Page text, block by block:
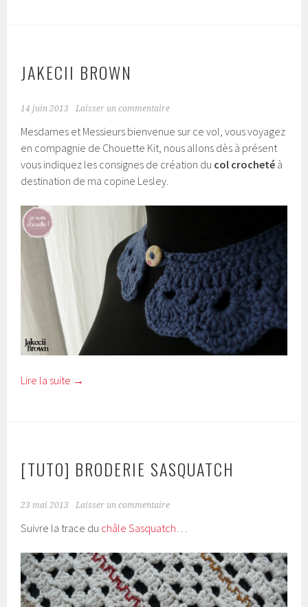
JAKECII BROWN
14 juin 2013 Laisser un commentaire
Mesdames et Messieurs bienvenue sur ce vol, vous voyagez
en compagnie de Chouette Kit, nous allons dès à présent
vous indiquez les consignes de création du col crocheté à
destination de ma copine Lesley.
Lire la suite →
[TUTO] BRODERIE SASQUATCH
23 mai 2013 Laisser un commentaire
Suivre la trace du châle Sasquatch…